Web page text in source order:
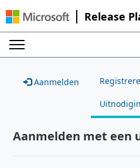
Release
Aanmelden
Aanmelden met een